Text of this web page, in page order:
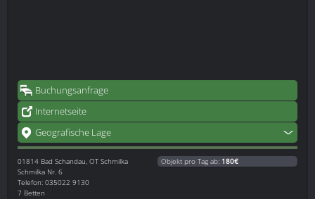
Buchungsanfrage
Internetseite
Geografische Lage
01814 Bad Schandau, OT Schmilka
Schmilka Nr. 6
Telefon: 035022 9130
7 Betten
Objekt pro Tag ab: 180€